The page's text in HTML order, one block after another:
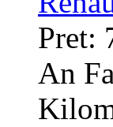
Pret:
An